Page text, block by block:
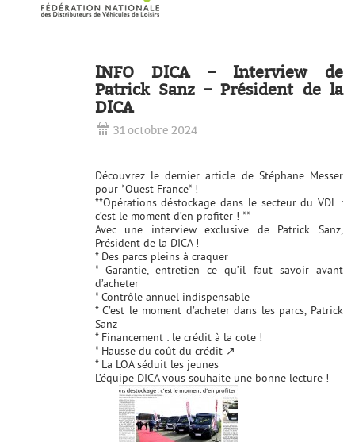
INFO DICA – Interview de
Patrick Sanz – Président de la
DICA
31 octobre 2024
Découvrez le dernier article de Stéphane Messer
pour *Ouest France* !
**Opérations déstockage dans le secteur du VDL :
c’est le moment d’en profiter ! **
Avec une interview exclusive de Patrick Sanz,
Président de la DICA !
* Des parcs pleins à craquer
* Garantie, entretien ce qu’il faut savoir avant
d’acheter
* Contrôle annuel indispensable
* C’est le moment d’acheter dans les parcs, Patrick
Sanz
* Financement : le crédit à la cote !
* Hausse du coût du crédit ↗
* La LOA séduit les jeunes
L’équipe DICA vous souhaite une bonne lecture !